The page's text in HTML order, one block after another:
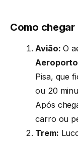
Como chegar
Avião: O
Pisa, que
ou 20
Após
carro ou
Trem: